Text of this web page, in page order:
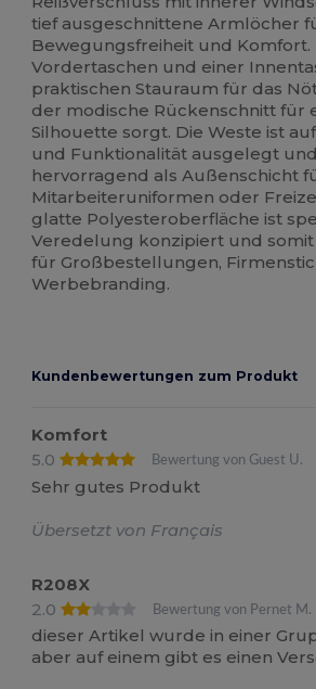
tief ausgeschnittene Armlöcher
Bewegungsfreiheit und Komfort.
Vordertaschen und einer
praktischen Stauraum für das
der modische Rückenschnitt für
Silhouette sorgt. Die Weste ist
und Funktionalität ausgelegt
hervorragend als Außenschicht
Mitarbeiteruniformen oder
glatte Polyesteroberfläche ist
Veredelung konzipiert und somit
für Großbestellungen,
Werbebranding.
Kundenbewertungen zum Produkt
Komfort
5.0
Bewertung von Guest U.
Sehr gutes Produkt
Übersetzt von Français
R208X
2.0
Bewertung von Pernet M.
dieser Artikel wurde in einer
aber auf einem gibt es einen